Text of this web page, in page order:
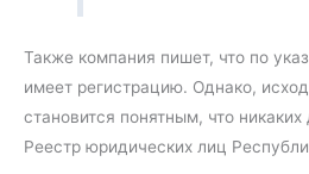
Также компания пишет, что по
имеет регистрацию. Однако,
становится понятным, что
Реестр юридических лиц